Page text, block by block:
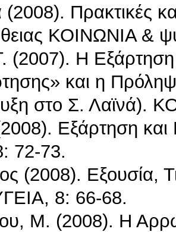
Πρακτικές
ΚΟΙΝΩΝΙΑ &
(2007). Η
και η
στο Σ. Λαϊνά).
Εξάρτηση
72-73.
(2008). Εξουσία,
8: 66-68.
Μ. (2008). Η